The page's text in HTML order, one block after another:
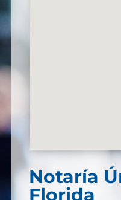
Notaría
Florida